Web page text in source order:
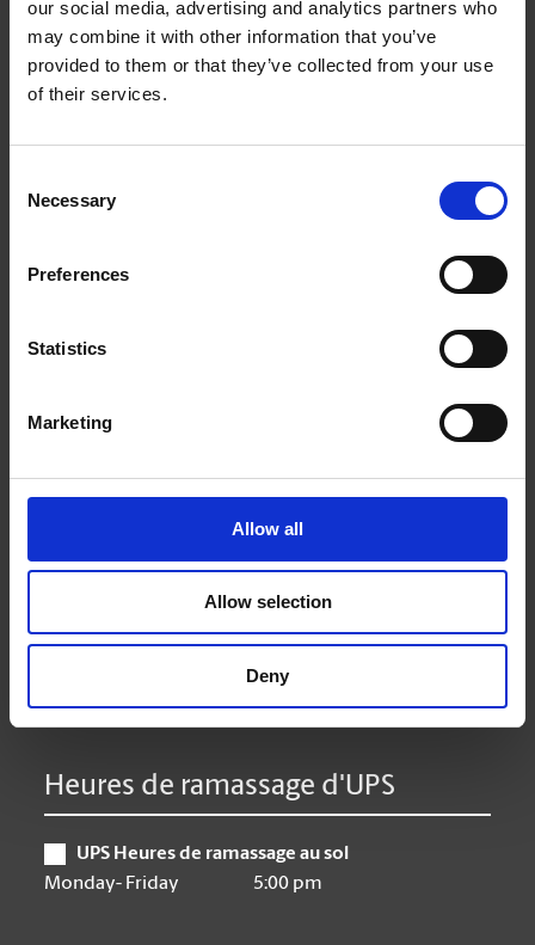
our social media, advertising and analytics partners who
may combine it with other information that you’ve
provided to them or that they’ve collected from your use
of their services.
Selection
Necessary
Preferences
Statistics
Marketing
Allow all
Allow selection
Deny
The UPS Store #28
Kingsland Plaza, 7620 Elbow Dr SW
Calgary Alberta - T2V 1K2
Obtenez l'itinéraire vers notre magasin
Nous suivre
9:00 am - 6:30 am
9:00 am - 6:30 pm
Vendredi
9:00 am - 6:30 pm
10:00 am - 3:00 pm
Heures de ramassage d'UPS
UPS Heures de ramassage au sol
Monday- Friday
5:00 pm